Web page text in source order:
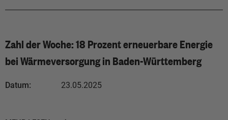
Zahl der Woche: 18 Prozent erneuerbare Energie
bei Wärmeversorgung in Baden-Württemberg
Datum: 23.05.2025